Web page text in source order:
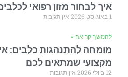
איך לבחור מזון רפואי
1 באוגוסט 2026 אין תגובות
להמשך קריאה »
מומחה להתנהגות כלבים:
מקצועי שמתאים לכם
12 ביולי 2026 אין תגובות